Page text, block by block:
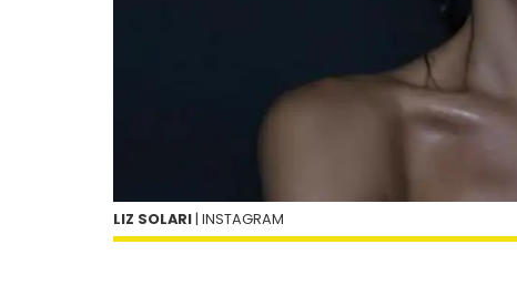
LIZ SOLARI | INSTAGRAM